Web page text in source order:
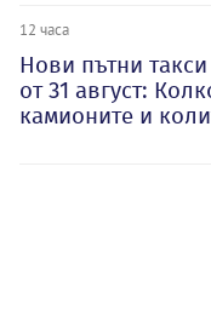
12 часа
Нови пътни
от 31 август:
камионите и